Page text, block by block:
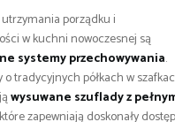
porządku i
w kuchni nowoczesnej są
systemy przechowywania.
tradycyjnych półkach w
wysuwane szuflady z
zapewniają doskonały dostęp